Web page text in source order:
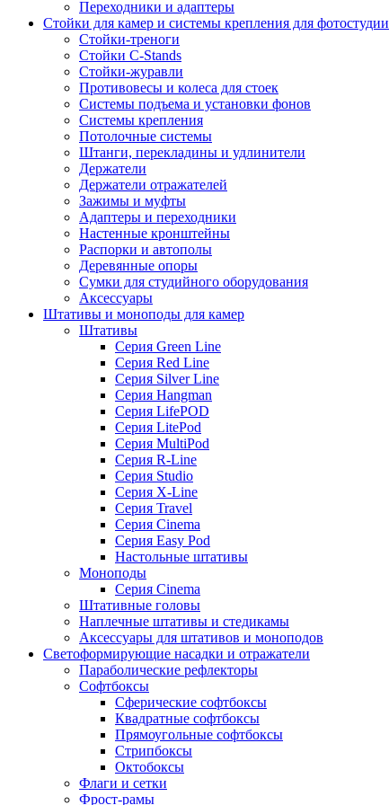
Переходники и адаптеры
Стойки для камер и системы крепления для фотостудии
Стойки-треноги
Стойки C-Stands
Стойки-журавли
Противовесы и колеса для стоек
Системы подъема и установки фонов
Системы крепления
Потолочные системы
Штанги, перекладины и удлинители
Держатели
Держатели отражателей
Зажимы и муфты
Адаптеры и переходники
Настенные кронштейны
Распорки и автополы
Деревянные опоры
Сумки для студийного оборудования
Аксессуары
Штативы и моноподы для камер
Штативы
Серия Green Line
Серия Red Line
Серия Silver Line
Серия Hangman
Серия LifePOD
Серия LitePod
Серия MultiPod
Серия R-Line
Серия Studio
Серия X-Line
Серия Travel
Серия Cinema
Серия Easy Pod
Настольные штативы
Моноподы
Серия Cinema
Штативные головы
Наплечные штативы и стедикамы
Аксессуары для штативов и моноподов
Светоформирующие насадки и отражатели
Параболические рефлекторы
Софтбоксы
Сферические софтбоксы
Квадратные софтбоксы
Прямоугольные софтбоксы
Стрипбоксы
Октобоксы
Флаги и сетки
Фрост-рамы